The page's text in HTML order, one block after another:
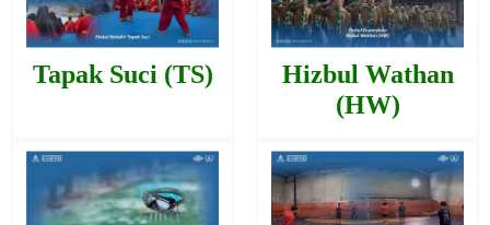
Tapak Suci (TS)
Hizbul Wathan
(HW)